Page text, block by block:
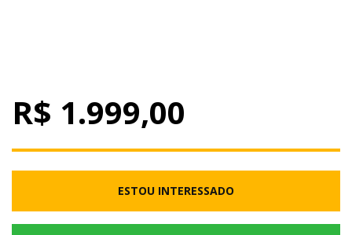
R$ 1.999,00
ESTOU INTERESSADO